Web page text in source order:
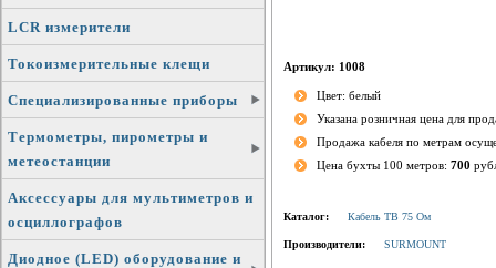
LCR измерители
Токоизмерительные клещи
Специализированные приборы
Термометры, пирометры и
метеостанции
Аксессуары для мультиметров и
осциллографов
Диодное (LED) оборудование и
Артикул: 1008
Цвет: белый
Указана розничная цена для
Продажа кабеля по метрам
Цена бухты 100 метров: 700
Каталог: Кабель ТВ 75 Ом
Производители: SURMOUNT